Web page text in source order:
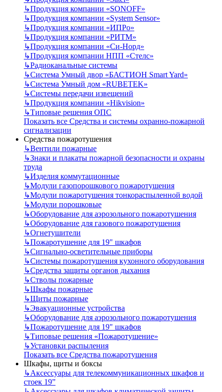
↳Продукция компании «SONOFF»
↳Продукция компании «System Sensor»
↳Продукция компании «ИПРо»
↳Продукция компании «РИТМ»
↳Продукция компании «Си-Норд»
↳Продукция компании НПП «Стелс»
↳Радиоканальные системы
↳Система Умный двор «БАСТИОН Smart Yard»
↳Система Умный дом «RUBETEK»
↳Системы передачи извещений
↳Продукция компании «Hikvision»
↳Типовые решения ОПС
Показать все Средства и системы охранно-пожарной
сигнализации
Средства пожаротушения
↳Вентили пожарные
↳Знаки и плакаты пожарной безопасности и охраны
труда
↳Изделия коммутационные
↳Модули газопорошкового пожаротушения
↳Модули пожаротушения тонкораспыленной водой
↳Модули порошковые
↳Оборудование для аэрозольного пожаротушения
↳Оборудование для газового пожаротушения
↳Огнетушители
↳Пожаротушение для 19" шкафов
↳Сигнально-осветительные приборы
↳Системы пожаротушения кухонного оборудования
↳Средства защиты органов дыхания
↳Стволы пожарные
↳Шкафы пожарные
↳Щиты пожарные
↳Эвакуационные устройства
↳Оборудование для аэрозольного пожаротушения
↳Пожаротушение для 19" шкафов
↳Типовые решения «Пожаротушение»
↳Установки распыления
Показать все Средства пожаротушения
Шкафы, щиты и боксы
↳Аксессуары для телекоммуникационных шкафов и
стоек 19”